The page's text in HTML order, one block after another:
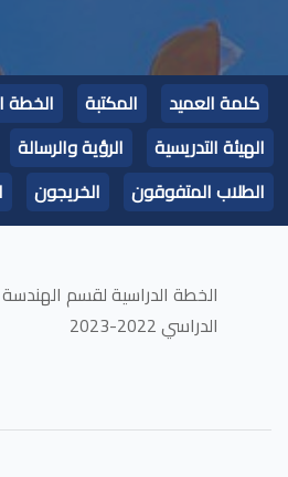
كلمة العميد المكتبة
الخطة
الهيئة التدريسية
الرؤية والرسالة
الطلاب المتفوقون
الخريجون
الخطة الدراسية لقسم
الدراسي 2022-2023